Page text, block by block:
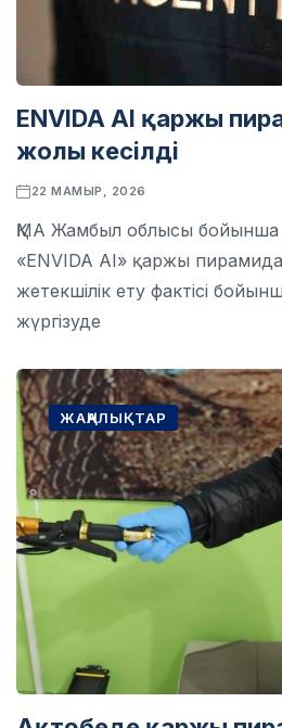
ENVIDA AI қаржы
жолы кесілді
22 МАМЫР, 2026
ҚМА Жамбыл облысы бойынша
«ENVIDA AI» қаржы
жетекшілік ету фактісі
жүргізуде
ЖАҢАЛЫҚТАР